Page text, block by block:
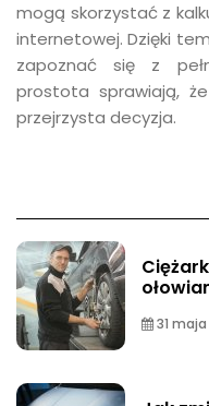
mogą skorzystać z
internetowej. Dzięki
zapoznać się z
prostota sprawiają,
przejrzysta decyzja.
31